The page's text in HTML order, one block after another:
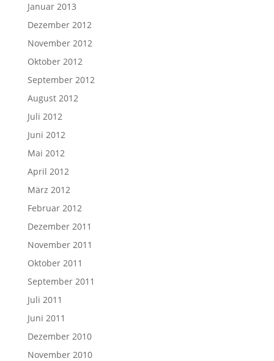
Januar 2013
Dezember 2012
November 2012
Oktober 2012
September 2012
August 2012
Juli 2012
Juni 2012
Mai 2012
April 2012
März 2012
Februar 2012
Dezember 2011
November 2011
Oktober 2011
September 2011
Juli 2011
Juni 2011
Dezember 2010
November 2010